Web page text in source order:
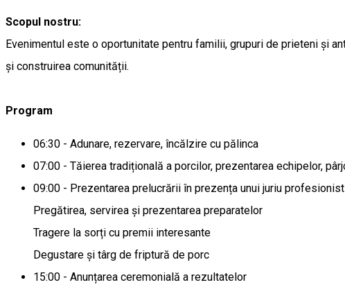
Scopul nostru:
Evenimentul este o oportunitate pentru familii, grupuri de prieteni și
și construirea comunității.
Program
06:30 - Adunare, rezervare, încălzire cu pălinca
07:00 - Tăierea tradițională a porcilor, prezentarea echipelor,
09:00 - Prezentarea prelucrării în prezența unui juriu profesionist
Pregătirea, servirea și prezentarea preparatelor
Tragere la sorți cu premii interesante
Degustare și târg de friptură de porc
15:00 - Anunțarea ceremonială a rezultatelor